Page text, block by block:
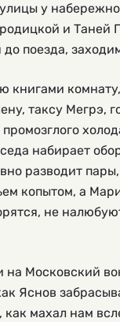
у
и Таней
поезда,
книгами
таксу Мегрэ,
набирает
разводит
копытом, а
не
Московский
Яснов
как махал нам